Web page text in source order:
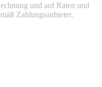
und auf Raten und
Zahlungsanbieter.